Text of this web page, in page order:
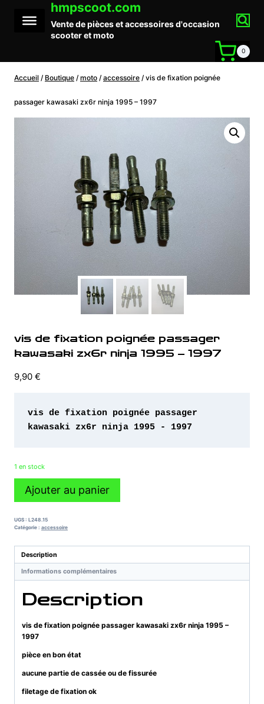
contenu
hmpscoot.com
Vente de pièces et accessoires d'occasion
scooter et moto
0
Accueil / Boutique / moto / accessoire / vis de fixation poignée
passager kawasaki zx6r ninja 1995 – 1997
vis de fixation poignée passager
kawasaki zx6r ninja 1995 – 1997
9,90 €
vis de fixation poignée passager
kawasaki zx6r ninja 1995 - 1997
1 en stock
quantité
de
fixation
passager
kawasaki
zx6r
1995
Ajouter au panier
UGS : L248.15
Catégorie : accessoire
Description
Informations complémentaires
Description
vis de fixation poignée passager kawasaki zx6r ninja 1995 –
1997
pièce en bon état
aucune partie de cassée ou de fissurée
filetage de fixation ok